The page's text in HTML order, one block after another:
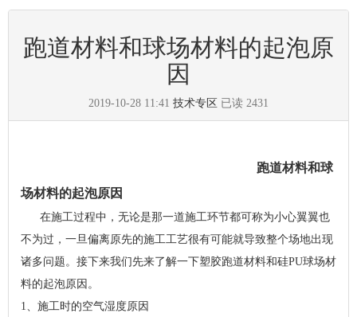
跑道材料和球场材料的起泡原
因
2019-10-28 11:41 技术专区 已读 2431
跑道材料和球
场材料的起泡原因
在施工过程中，无论是那一道施工环节都可称为小心翼翼也
不为过，一旦偏离原先的施工工艺很有可能就导致整个场地出现
诸多问题。接下来我们先来了解一下塑胶跑道材料和硅PU球场材
料的起泡原因。
1、施工时的空气湿度原因